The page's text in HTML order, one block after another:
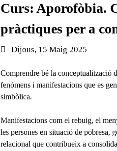
Curs: Aporofòbia.
pràctiques per a
Data de l'esdeveniment:
Dijous, 15 Maig 2025
Comprendre bé la conceptualització
fenòmens i manifestacions que es
simbòlica.
Manifestacions com el rebuig, el
les persones en situació de pobresa,
relacional que contribueix a